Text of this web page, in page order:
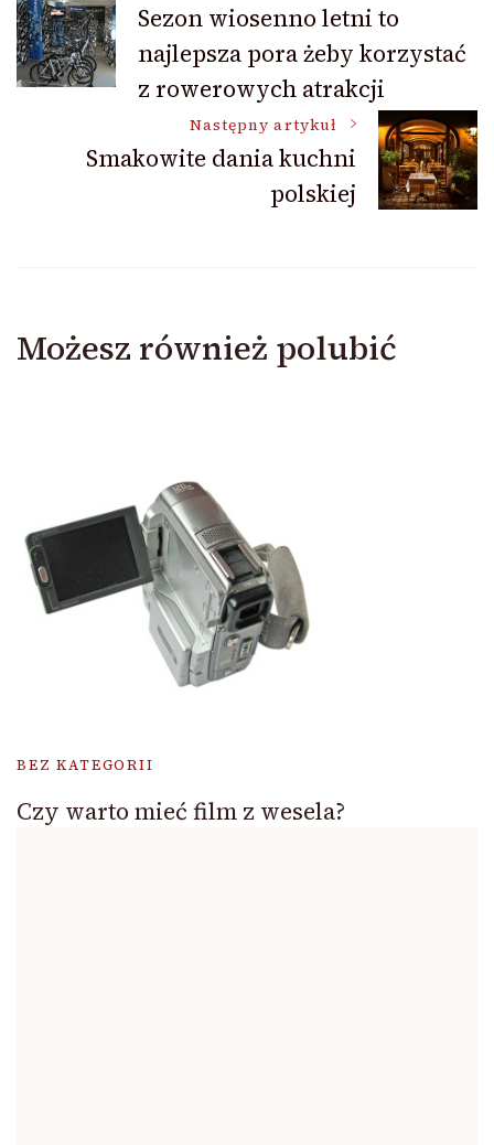
wpisu
Sezon wiosenno letni to
najlepsza pora żeby korzystać
z rowerowych atrakcji
Następny artykuł
Smakowite dania kuchni
polskiej
Możesz również polubić
BEZ KATEGORII
Czy warto mieć film z wesela?